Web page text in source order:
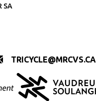
SA
TRICYCLE@MRCVS.CA